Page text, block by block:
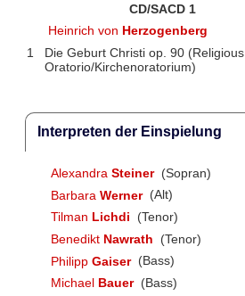
CD/SACD 1
Heinrich von Herzogenberg
1
Die Geburt Christi op. 90 (Religious
Oratorio/Kirchenoratorium)
Interpreten der Einspielung
Alexandra Steiner (Sopran)
Barbara Werner (Alt)
Tilman Lichdi
(Tenor)
Benedikt Nawrath
(Tenor)
Philipp Gaiser (Bass)
Michael Bauer (Bass)